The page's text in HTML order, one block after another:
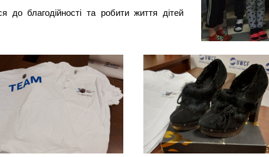
до благодійності та робити життя дітей